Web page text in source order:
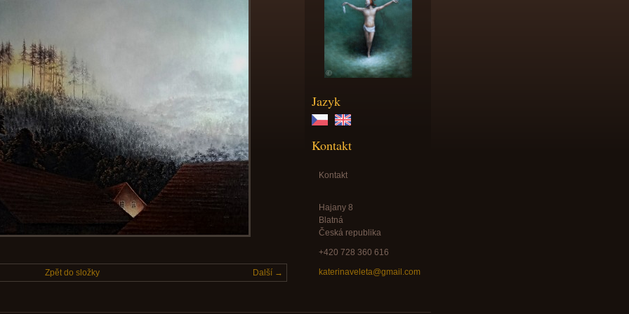
Další →
Zpět do složky
Jazyk
Kontakt
Kontakt
Hajany 8
Blatná
Česká republika
+420 728 360 616
katerinaveleta@gmail.com